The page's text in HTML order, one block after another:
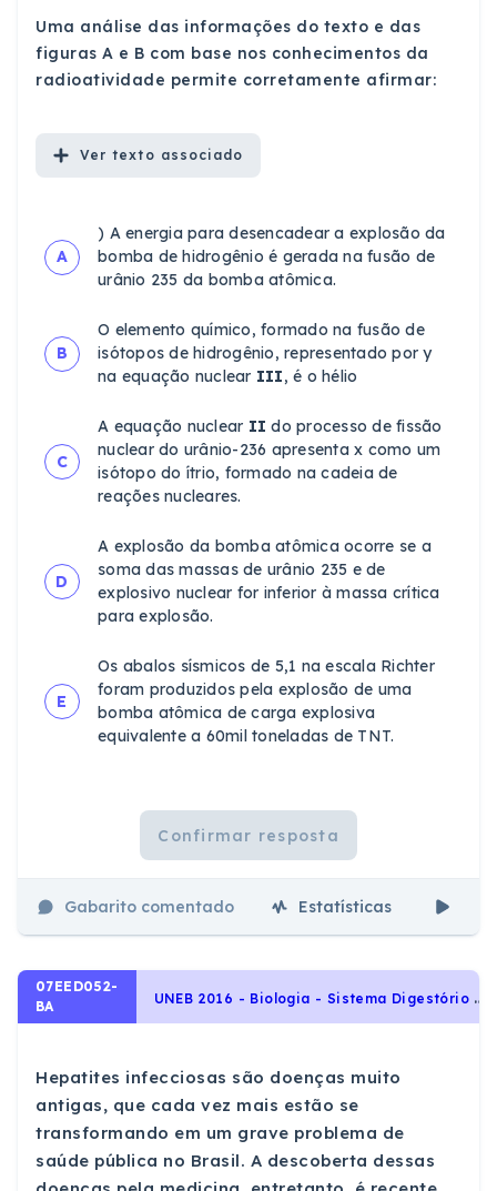
Uma análise das informações do texto e das
figuras A e B com base nos conhecimentos da
radioatividade permite corretamente afirmar:
Ver texto associado
A
) A energia para desencadear a explosão da
bomba de hidrogênio é gerada na fusão de
urânio 235 da bomba atômica.
B
O elemento químico, formado na fusão de
isótopos de hidrogênio, representado por y
na equação nuclear III, é o hélio
C
A equação nuclear II do processo de fissão
nuclear do urânio-236 apresenta x como um
isótopo do ítrio, formado na cadeia de
reações nucleares.
D
A explosão da bomba atômica ocorre se a
soma das massas de urânio 235 e de
explosivo nuclear for inferior à massa crítica
para explosão.
E
Os abalos sísmicos de 5,1 na escala Richter
foram produzidos pela explosão de uma
bomba atômica de carga explosiva
equivalente a 60mil toneladas de TNT.
Confirmar resposta
Gabarito comentado Estatísticas
07EED052-
BA
UNEB 2016 - Biologia - Sistema Digestório Humano, Identidade dos seres vivos
Hepatites infecciosas são doenças muito
antigas, que cada vez mais estão se
transformando em um grave problema de
saúde pública no Brasil. A descoberta dessas